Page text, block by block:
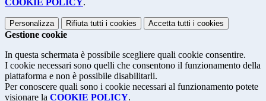
COOKIE POLICY.
Personalizza Rifiuta tutti i cookies Accetta tutti i cookies
Gestione cookie
In questa schermata è possibile scegliere quali cookie consentire.
I cookie necessari sono quelli che consentono il funzionamento della
piattaforma e non è possibile disabilitarli.
Per conoscere quali sono i cookie necessari al funzionamento potete
visionare la COOKIE POLICY.